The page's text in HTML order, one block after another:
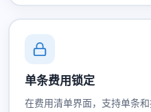
单条费用锁定
在费用清单界面，支持单条